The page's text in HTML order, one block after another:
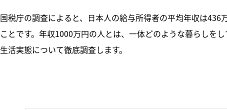
国税庁の調査によると、日本人の給与所得者の平均年収は
ことです。年収1000万円の人とは、一体どのような暮らしを
生活実態について徹底調査します。